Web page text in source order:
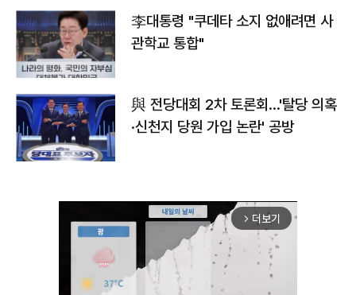
李대통령 "쿠데타 소지 없애려면 사
관학교 통합"
與 전당대회 2차 토론회…'탈당 의혹
·신천지 당원 가입 논란' 공방
arrow_forward_ios 더보기